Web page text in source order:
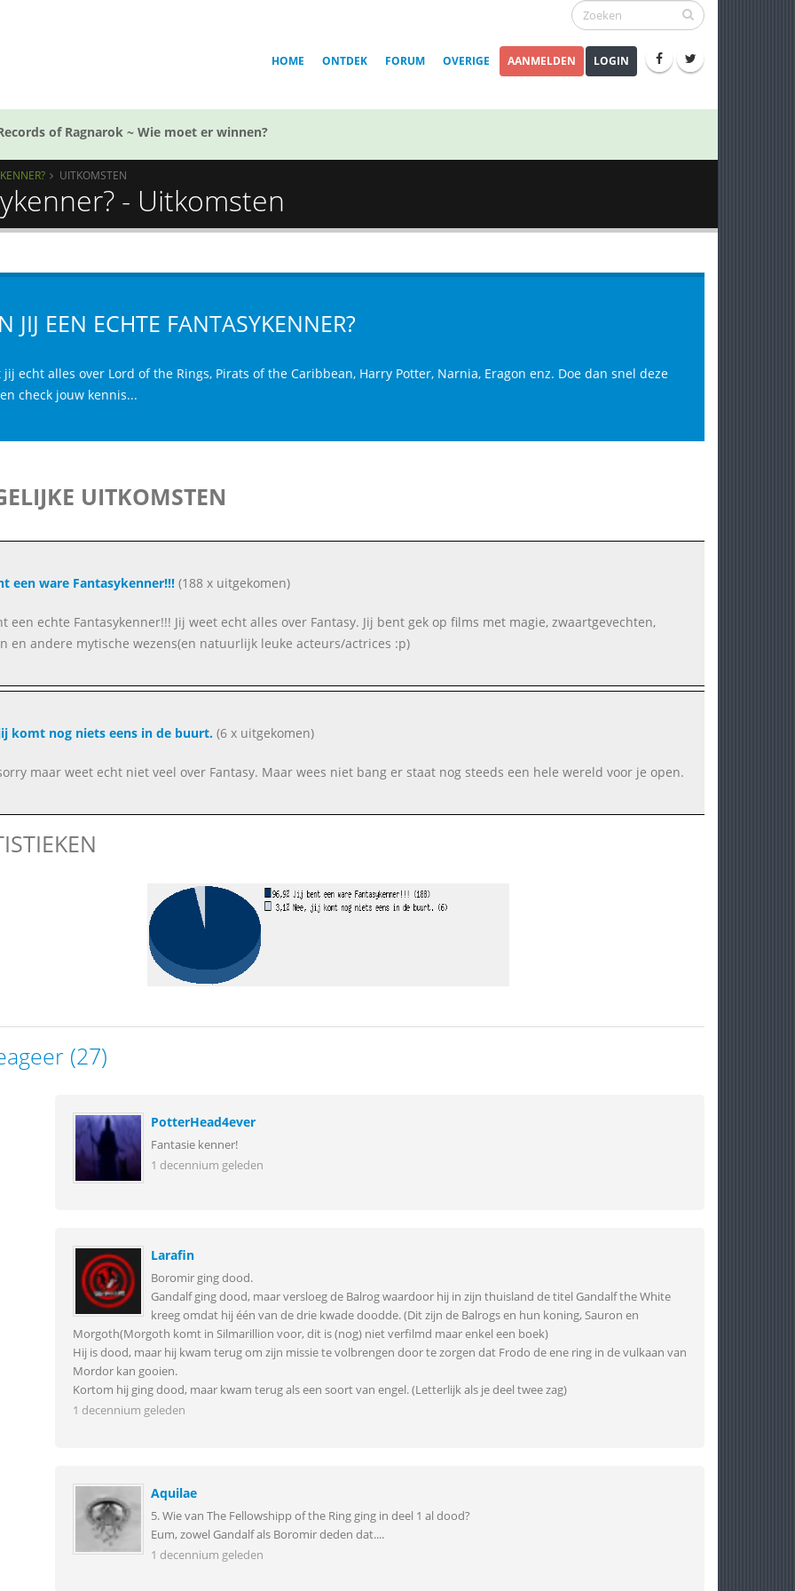
HOME ONTDEK FORUM OVERIGE AANMELDEN LOGIN
of Ragnarok ~ Wie moet er winnen?
UITKOMSTEN
- Uitkomsten
JIJ EEN ECHTE FANTASYKENNER?
jij echt alles over Lord of the Rings, Pirats of the Caribbean, Harry Potter, Narnia, Eragon enz. Doe dan snel deze
check jouw kennis...
UITKOMSTEN
een ware Fantasykenner!!!(188 x uitgekomen)
een echte Fantasykenner!!! Jij weet echt alles over Fantasy. Jij bent gek op films met magie, zwaartgevechten,
en andere mytische wezens(en natuurlijk leuke acteurs/actrices :p)
komt nog niets eens in de buurt.(6 x uitgekomen)
maar weet echt niet veel over Fantasy. Maar wees niet bang er staat nog steeds een hele wereld voor je open.
(27)
PotterHead4ever
Fantasie kenner!
1 decennium geleden
Larafin
Boromir ging dood.
Gandalf ging dood, maar versloeg de Balrog waardoor hij in zijn thuisland de titel Gandalf the White
kreeg omdat hij één van de drie kwade doodde. (Dit zijn de Balrogs en hun koning, Sauron en
Morgoth(Morgoth komt in Silmarillion voor, dit is (nog) niet verfilmd maar enkel een boek)
Hij is dood, maar hij kwam terug om zijn missie te volbrengen door te zorgen dat Frodo de ene ring in de vulkaan van
Mordor kan gooien.
Kortom hij ging dood, maar kwam terug als een soort van engel. (Letterlijk als je deel twee zag)
1 decennium geleden
Aquilae
5. Wie van The Fellowshipp of the Ring ging in deel 1 al dood?
Eum, zowel Gandalf als Boromir deden dat....
1 decennium geleden